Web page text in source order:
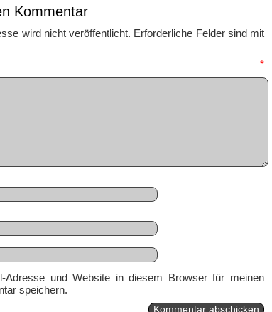
Kommentar
wird nicht veröffentlicht. Erforderliche Felder sind mit
*
Adresse und Website in diesem Browser für meinen
speichern.